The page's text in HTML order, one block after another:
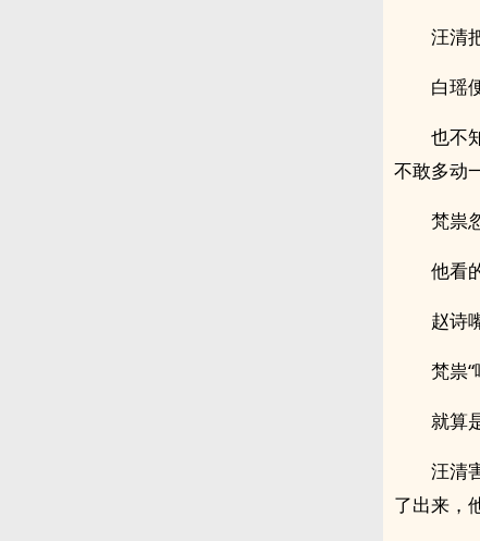
汪清
白瑶
也不
不敢多动
梵祟
他看
赵诗
梵祟
就算
汪清
了出来，